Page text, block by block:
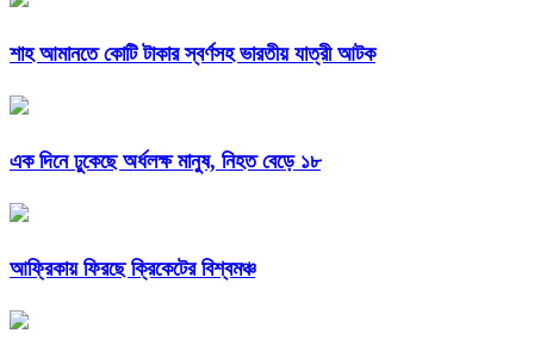
শাহ আমানতে কোটি টাকার স্বর্ণসহ ভারতীয় যাত্রী আটক
এক দিনে ঢুকেছে অর্ধলক্ষ মানুষ, নিহত বেড়ে ১৮
আফ্রিকায় ফিরছে ক্রিকেটের বিশ্বমঞ্চ